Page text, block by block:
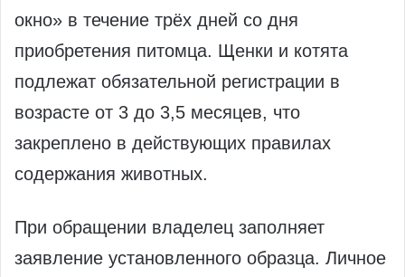
окно» в течение трёх дней со дня
приобретения питомца. Щенки и котята
подлежат обязательной регистрации в
возрасте от 3 до 3,5 месяцев, что
закреплено в действующих правилах
содержания животных.
При обращении владелец заполняет
заявление установленного образца. Личное